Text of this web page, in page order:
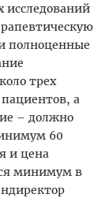
исследований
полноценные
трех
а
– должно
60
и цена
минимум в